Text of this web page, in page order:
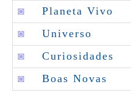
◙
Planeta Vivo
◙
Universo
◙
Curiosidades
◙
Boas Novas